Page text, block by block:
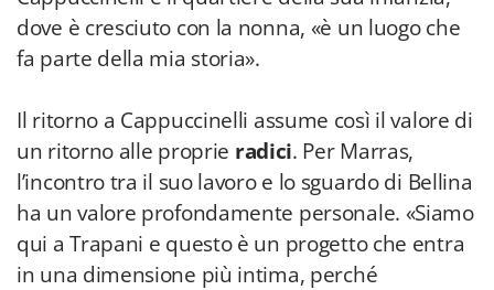
dove è cresciuto con la nonna, «è un luogo che
fa parte della mia storia».
Il ritorno a Cappuccinelli assume così il valore di
un ritorno alle proprie radici. Per Marras,
l’incontro tra il suo lavoro e lo sguardo di Bellina
ha un valore profondamente personale. «Siamo
qui a Trapani e questo è un progetto che entra
in una dimensione più intima, perché